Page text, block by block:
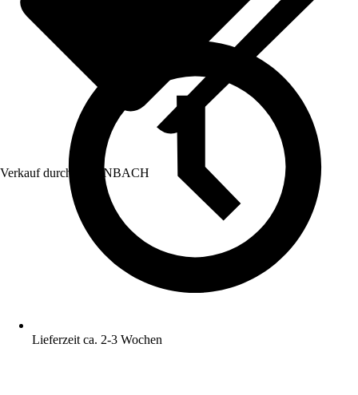
Verkauf durch: HORNBACH
Lieferzeit ca. 2-3 Wochen